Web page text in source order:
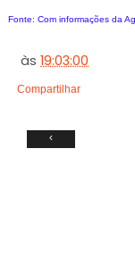
Fonte: Com informações da
às19:03:00
Compartilhar
‹